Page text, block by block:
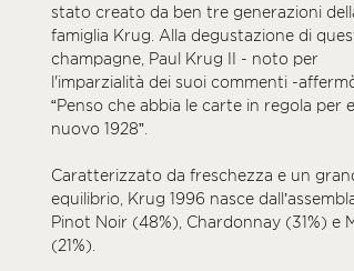
stato creato da ben tre generazioni
famiglia Krug. Alla degustazione di
champagne, Paul Krug II - noto per
l'imparzialità dei suoi commenti -
“Penso che abbia le carte in regola per
nuovo 1928”.
Caratterizzato da freschezza e un
equilibrio, Krug 1996 nasce
Pinot Noir (48%), Chardonnay (31%) e
(21%).